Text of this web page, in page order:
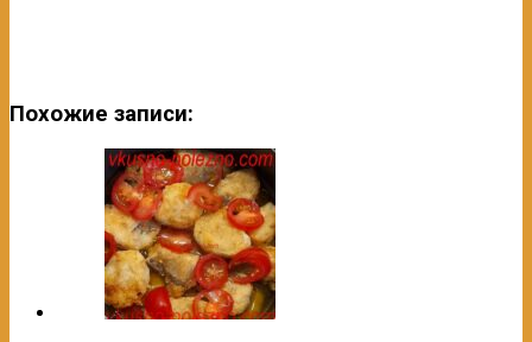
Похожие записи: